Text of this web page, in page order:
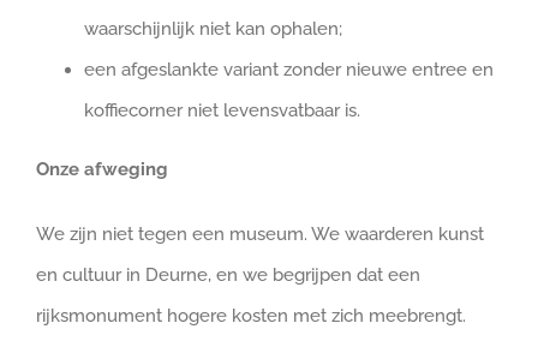
waarschijnlijk niet kan ophalen;
een afgeslankte variant zonder nieuwe entree en
koffiecorner niet levensvatbaar is.
Onze afweging
We zijn niet tegen een museum. We waarderen kunst
en cultuur in Deurne, en we begrijpen dat een
rijksmonument hogere kosten met zich meebrengt.